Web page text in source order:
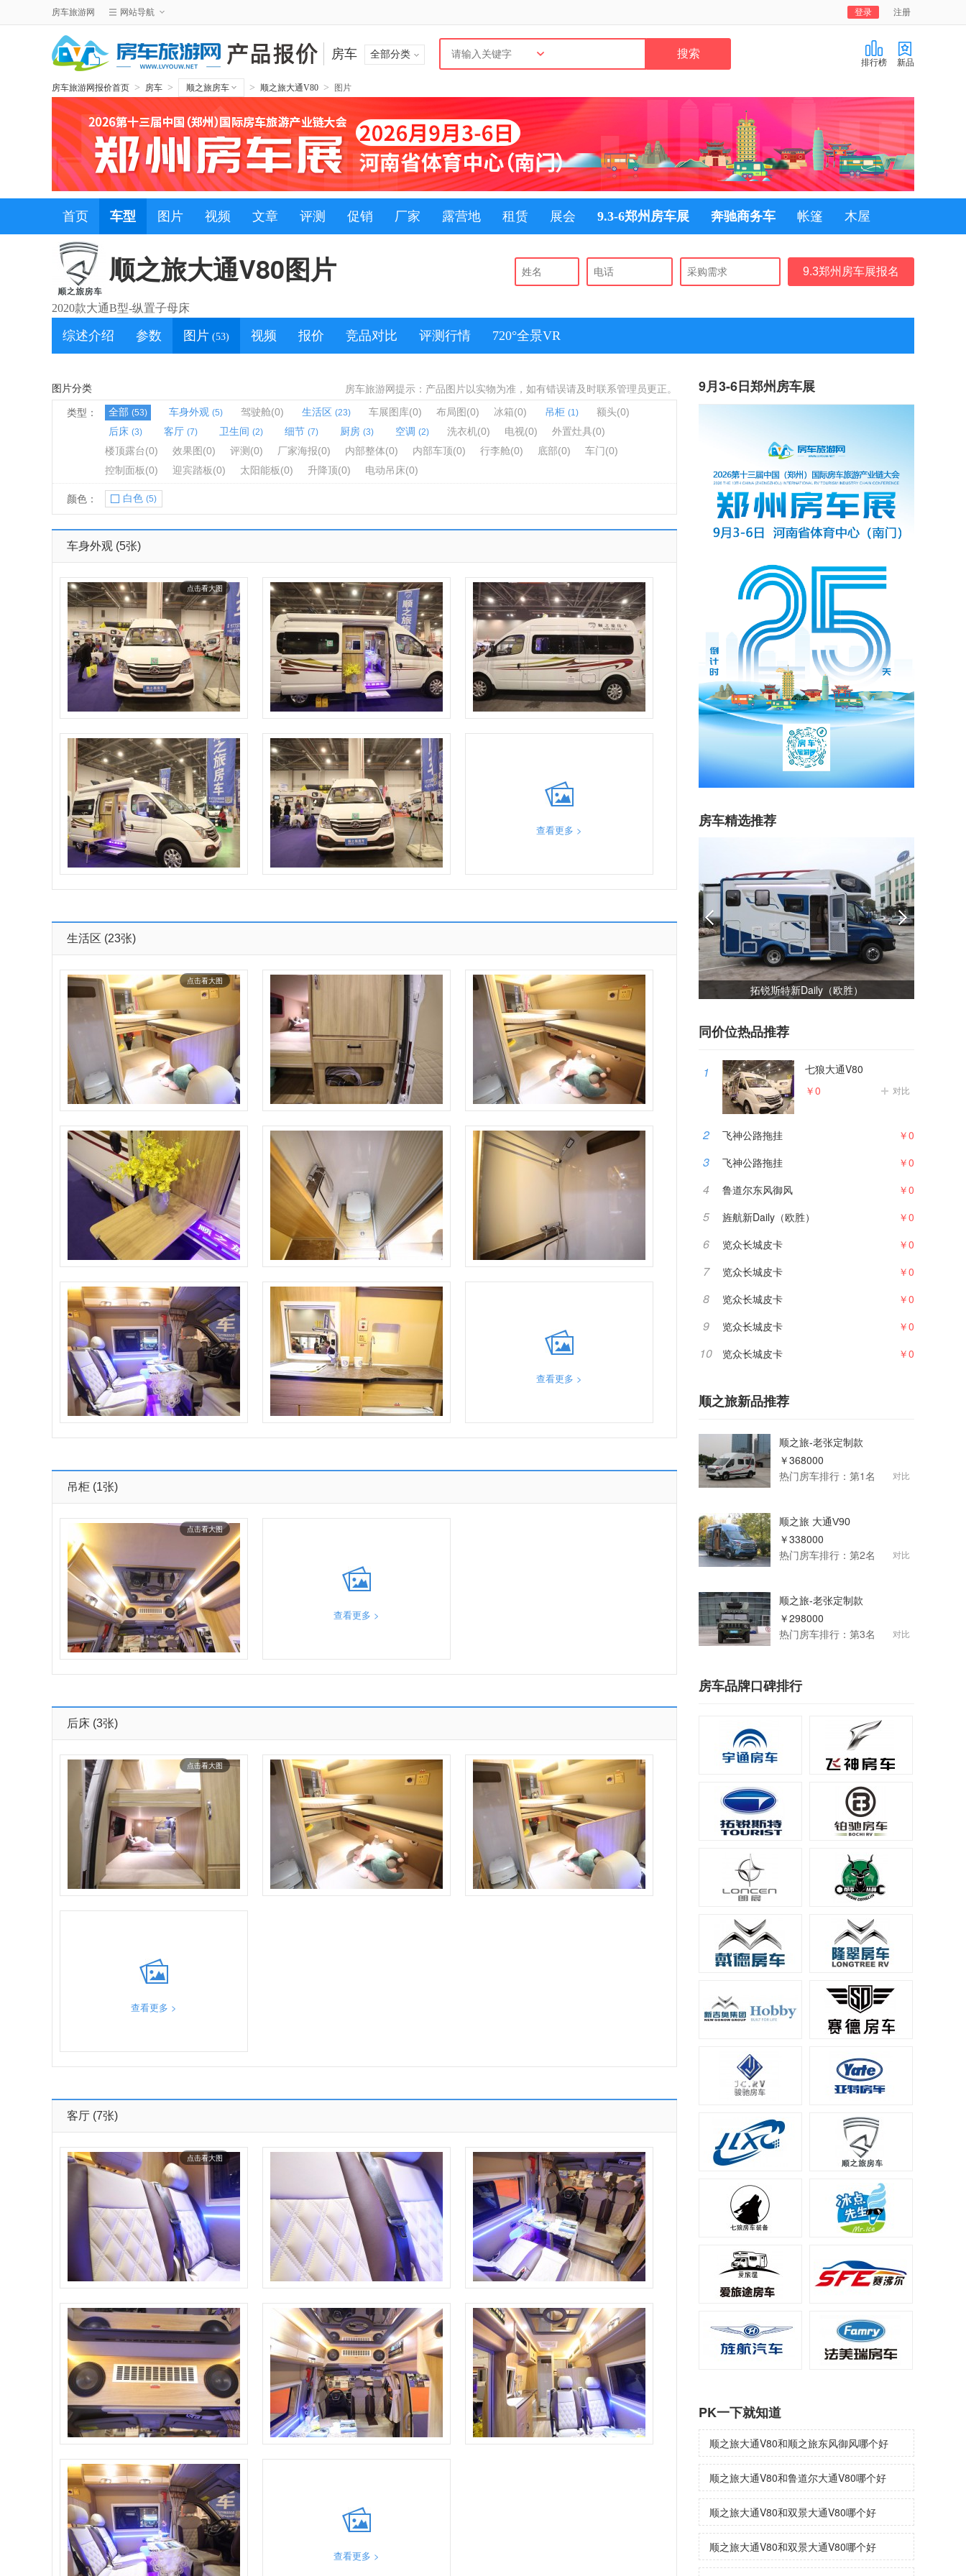
注册
登录
房车旅游网 网站导航
排行榜 新品
房车 全部分类
房车旅游网报价首页 > 房车 > 顺之旅房车 > 顺之旅大通V80 > 图片
首页 车型 图片 视频 文章 评测 促销 厂家 露营地 租赁 展会 9.3-6郑州房车展 奔驰商务车 帐篷 木屋
9.3郑州房车展报名
顺之旅大通V80图片
2020款大通B型-纵置子母床
综述介绍 参数 图片 (53) 视频 报价 竞品对比 评测行情 720°全景VR
图片分类 房车旅游网提示：产品图片以实物为准，如有错误请及时联系管理员更正。
类型： 全部 (53) 车身外观 (5) 驾驶舱(0) 生活区 (23) 车展图库(0) 布局图(0) 冰箱(0) 吊柜 (1) 额头(0)
后床 (3) 客厅 (7) 卫生间 (2) 细节 (7) 厨房 (3) 空调 (2) 洗衣机(0) 电视(0) 外置灶具(0)
楼顶露台(0) 效果图(0) 评测 (0) 厂家海报(0) 内部整体(0) 内部车顶(0) 行李舱(0) 底部(0) 车门(0)
控制面板(0) 迎宾踏板(0) 太阳能板(0) 升降顶(0) 电动吊床(0)
颜色： 白色 (5)
车身外观 (5张)
点击看大图
查看更多 >
生活区 (23张)
点击看大图
查看更多 >
吊柜 (1张)
点击看大图
查看更多 >
后床 (3张)
点击看大图
查看更多 >
客厅 (7张)
点击看大图
查看更多 >
9月3-6日郑州房车展
房车精选推荐
骏驰大通V80 拓锐斯特新Daily（欧胜） 佳乐金旅考斯特
同价位热品推荐
1 七狼大通V80
对比
￥0
2 飞神公路拖挂 ￥0
3 飞神公路拖挂 ￥0
4 鲁道尔东风御风 ￥0
5 旌航新Daily（欧胜） ￥0
6 览众长城皮卡 ￥0
7 览众长城皮卡 ￥0
8 览众长城皮卡 ￥0
9 览众长城皮卡 ￥0
10 览众长城皮卡 ￥0
顺之旅新品推荐
顺之旅-老张定制款
￥368000
热门房车排行：第1名
对比
顺之旅 大通V90
￥338000
热门房车排行：第2名
对比
顺之旅-老张定制款
￥298000
热门房车排行：第3名
对比
房车品牌口碑排行
PK一下就知道
顺之旅大通V80和顺之旅东风御风哪个好
顺之旅大通V80和鲁道尔大通V80哪个好
顺之旅大通V80和双景大通V80哪个好
顺之旅大通V80和双景大通V80哪个好